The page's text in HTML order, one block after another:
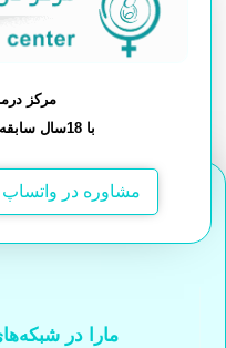
مرکز
با 18سال سابقه درمانی در شرق کشور
مشاوره در واتساپ
مارا در